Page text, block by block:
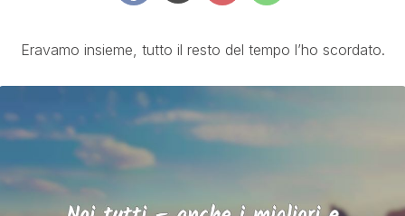
Eravamo insieme, tutto il resto del tempo l’ho scordato.